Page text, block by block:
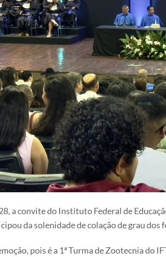
a convite do Instituto Federal de
da solenidade de colação de grau
pois é a 1ª Turma de Zootecnia do